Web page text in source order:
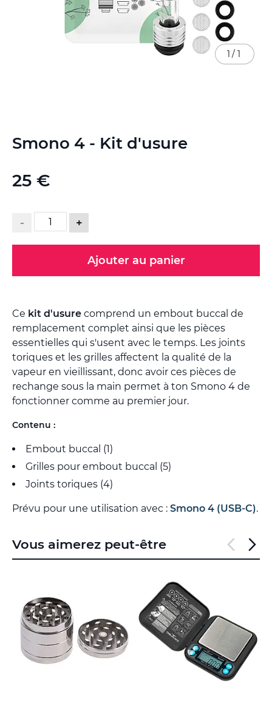
Smono 4 - Kit d'usure
25 €
- +
Ajouter au panier
Ce kit d'usure comprend un embout buccal de
remplacement complet ainsi que les pièces
essentielles qui s'usent avec le temps. Les joints
toriques et les grilles affectent la qualité de la
vapeur en vieillissant, donc avoir ces pièces de
rechange sous la main permet à ton Smono 4 de
fonctionner comme au premier jour.
Contenu :
Embout buccal (1)
Grilles pour embout buccal (5)
Joints toriques (4)
Prévu pour une utilisation avec : Smono 4 (USB-C).
1 / 1
to
of
gallery
Vous aimerez peut-être